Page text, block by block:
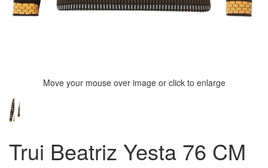
Move your mouse over image or click to enlarge
Trui Beatriz Yesta 76 CM